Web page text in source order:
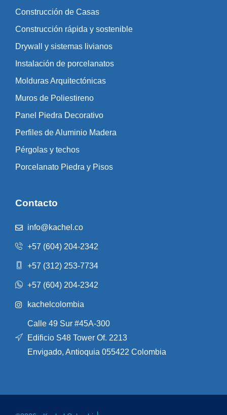
Construcción de Casas
Construcción rápida y sostenible
Drywall y sistemas livianos
Instalación de porcelanatos
Molduras Arquitectónicas
Muros de Poliestireno
Panel Piedra Decorativo
Perfiles de Aluminio Madera
Pérgolas y techos
Porcelanato Piedra y Pisos
Contacto
info@kachel.co
+57 (604) 204-2342
+57 (312) 253-7734
+57 (604) 204-2342
kachelcolombia
Calle 49 Sur #45A-300
Edificio S48 Tower Of. 2213
Envigado, Antioquia 055422 Colombia